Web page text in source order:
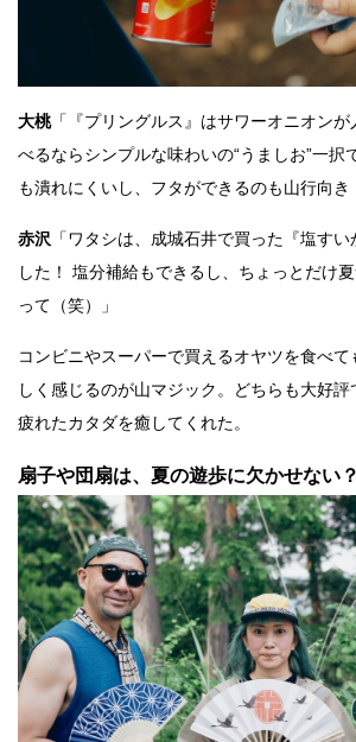
大桃「『プリングルス』はサワーオニオンが
べるならシンプルな味わいの“うましお”一択
も潰れにくいし、フタができるのも山行向き
赤沢 「ワタシは、成城石井で買った『塩す
した！ 塩分補給もできるし、ちょっとだけ
って（笑）」
コンビニやスーパーで買えるオヤツを食べ
しく感じるのが山マジック。どちらも大好
疲れたカタダを癒してくれた。
扇子や団扇は、夏の遊歩に欠かせない？